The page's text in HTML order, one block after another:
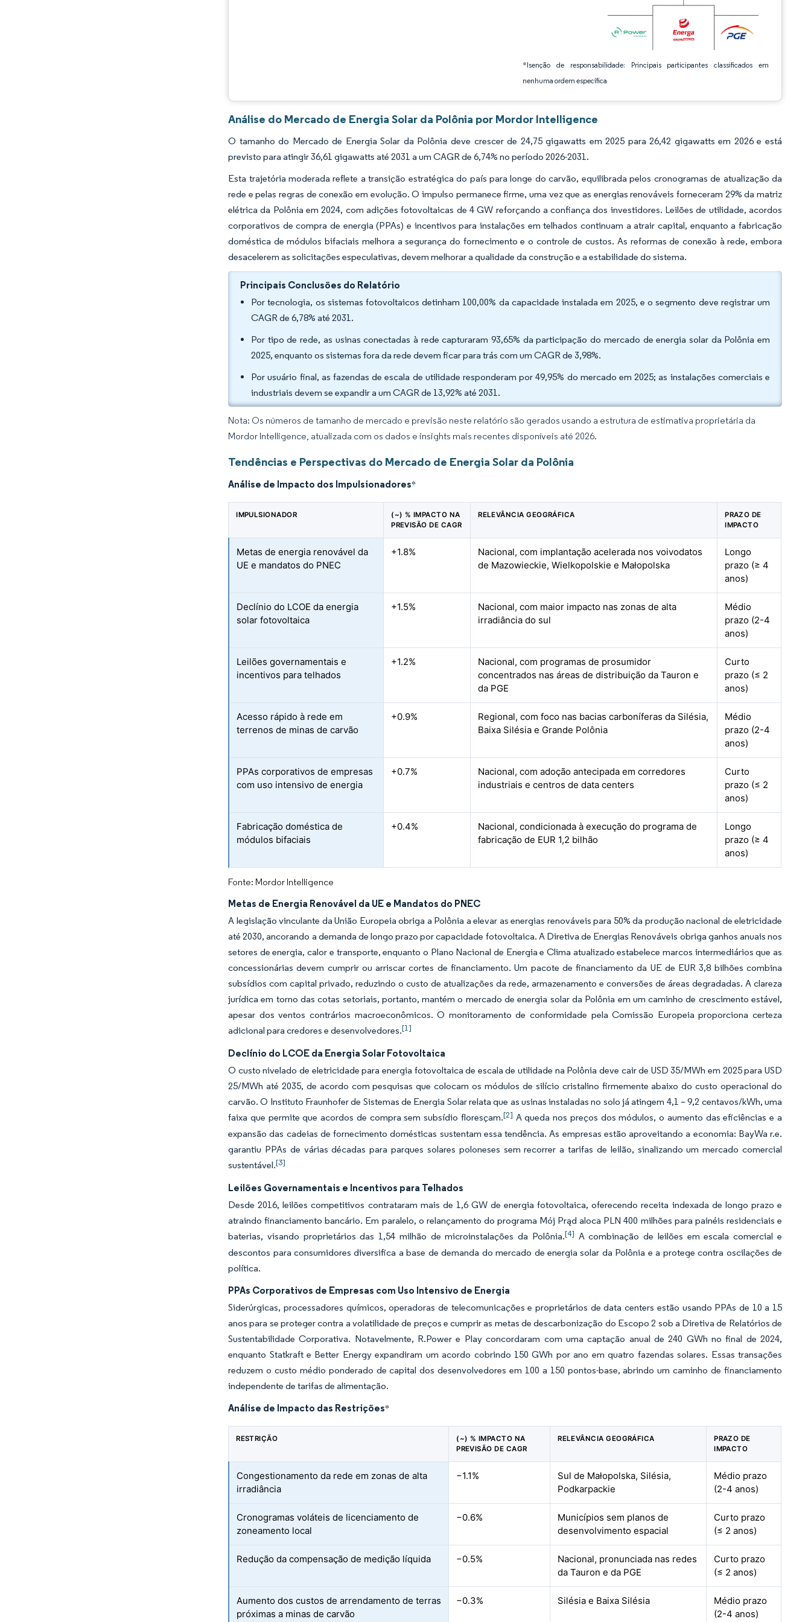
*Isenção de responsabilidade: Principais participantes classificados em
nenhuma ordem específica
Análise do Mercado de Energia Solar da Polônia por Mordor Intelligence
O tamanho do Mercado de Energia Solar da Polônia deve crescer de 24,75 gigawatts em 2025 para 26,42 gigawatts em 2026 e está
previsto para atingir 36,61 gigawatts até 2031 a um CAGR de 6,74% no período 2026-2031.
Esta trajetória moderada reflete a transição estratégica do país para longe do carvão, equilibrada pelos cronogramas de atualização da
rede e pelas regras de conexão em evolução. O impulso permanece firme, uma vez que as energias renováveis forneceram 29% da matriz
elétrica da Polônia em 2024, com adições fotovoltaicas de 4 GW reforçando a confiança dos investidores. Leilões de utilidade, acordos
corporativos de compra de energia (PPAs) e incentivos para instalações em telhados continuam a atrair capital, enquanto a fabricação
doméstica de módulos bifaciais melhora a segurança do fornecimento e o controle de custos. As reformas de conexão à rede, embora
desacelerem as solicitações especulativas, devem melhorar a qualidade da construção e a estabilidade do sistema.
Principais Conclusões do Relatório
Por tecnologia, os sistemas fotovoltaicos detinham 100,00% da capacidade instalada em 2025, e o segmento deve registrar um
CAGR de 6,78% até 2031.
Por tipo de rede, as usinas conectadas à rede capturaram 93,65% da participação do mercado de energia solar da Polônia em
2025, enquanto os sistemas fora da rede devem ficar para trás com um CAGR de 3,98%.
Por usuário final, as fazendas de escala de utilidade responderam por 49,95% do mercado em 2025; as instalações comerciais e
industriais devem se expandir a um CAGR de 13,92% até 2031.
Nota: Os números de tamanho de mercado e previsão neste relatório são gerados usando a estrutura de estimativa proprietária da
Mordor Intelligence, atualizada com os dados e insights mais recentes disponíveis até 2026.
Tendências e Perspectivas do Mercado de Energia Solar da Polônia
Análise de Impacto dos Impulsionadores*
IMPULSIONADOR
(~) % IMPACTO NA
PREVISÃO DE CAGR
RELEVÂNCIA GEOGRÁFICA
PRAZO DE
IMPACTO
Metas de energia renovável da
UE e mandatos do PNEC
+1.8%
Nacional, com implantação acelerada nos voivodatos
de Mazowieckie, Wielkopolskie e Małopolska
Longo
prazo (≥ 4
anos)
Declínio do LCOE da energia
solar fotovoltaica
+1.5%
Nacional, com maior impacto nas zonas de alta
irradiância do sul
Médio
prazo (2-4
anos)
Leilões governamentais e
incentivos para telhados
+1.2%
Nacional, com programas de prosumidor
concentrados nas áreas de distribuição da Tauron e
da PGE
Curto
prazo (≤ 2
anos)
Acesso rápido à rede em
terrenos de minas de carvão
+0.9%
Regional, com foco nas bacias carboníferas da Silésia,
Baixa Silésia e Grande Polônia
Médio
prazo (2-4
anos)
PPAs corporativos de empresas
com uso intensivo de energia
+0.7%
Nacional, com adoção antecipada em corredores
industriais e centros de data centers
Curto
prazo (≤ 2
anos)
Fabricação doméstica de
módulos bifaciais
+0.4%
Nacional, condicionada à execução do programa de
fabricação de EUR 1,2 bilhão
Longo
prazo (≥ 4
anos)
Fonte: Mordor Intelligence
Metas de Energia Renovável da UE e Mandatos do PNEC
A legislação vinculante da União Europeia obriga a Polônia a elevar as energias renováveis para 50% da produção nacional de eletricidade
até 2030, ancorando a demanda de longo prazo por capacidade fotovoltaica. A Diretiva de Energias Renováveis obriga ganhos anuais nos
setores de energia, calor e transporte, enquanto o Plano Nacional de Energia e Clima atualizado estabelece marcos intermediários que as
concessionárias devem cumprir ou arriscar cortes de financiamento. Um pacote de financiamento da UE de EUR 3,8 bilhões combina
subsídios com capital privado, reduzindo o custo de atualizações da rede, armazenamento e conversões de áreas degradadas. A clareza
jurídica em torno das cotas setoriais, portanto, mantém o mercado de energia solar da Polônia em um caminho de crescimento estável,
apesar dos ventos contrários macroeconômicos. O monitoramento de conformidade pela Comissão Europeia proporciona certeza
adicional para credores e desenvolvedores.[1]
Declínio do LCOE da Energia Solar Fotovoltaica
O custo nivelado de eletricidade para energia fotovoltaica de escala de utilidade na Polônia deve cair de USD 35/MWh em 2025 para USD
25/MWh até 2035, de acordo com pesquisas que colocam os módulos de silício cristalino firmemente abaixo do custo operacional do
carvão. O Instituto Fraunhofer de Sistemas de Energia Solar relata que as usinas instaladas no solo já atingem 4,1 – 9,2 centavos/kWh, uma
faixa que permite que acordos de compra sem subsídio floresçam.[2] A queda nos preços dos módulos, o aumento das eficiências e a
expansão das cadeias de fornecimento domésticas sustentam essa tendência. As empresas estão aproveitando a economia: BayWa r.e.
garantiu PPAs de várias décadas para parques solares poloneses sem recorrer a tarifas de leilão, sinalizando um mercado comercial
sustentável.[3]
Leilões Governamentais e Incentivos para Telhados
Desde 2016, leilões competitivos contrataram mais de 1,6 GW de energia fotovoltaica, oferecendo receita indexada de longo prazo e
atraindo financiamento bancário. Em paralelo, o relançamento do programa Mój Prąd aloca PLN 400 milhões para painéis residenciais e
baterias, visando proprietários das 1,54 milhão de microinstalações da Polônia.[4] A combinação de leilões em escala comercial e
descontos para consumidores diversifica a base de demanda do mercado de energia solar da Polônia e a protege contra oscilações de
política.
PPAs Corporativos de Empresas com Uso Intensivo de Energia
Siderúrgicas, processadores químicos, operadoras de telecomunicações e proprietários de data centers estão usando PPAs de 10 a 15
anos para se proteger contra a volatilidade de preços e cumprir as metas de descarbonização do Escopo 2 sob a Diretiva de Relatórios de
Sustentabilidade Corporativa. Notavelmente, R.Power e Play concordaram com uma captação anual de 240 GWh no final de 2024,
enquanto Statkraft e Better Energy expandiram um acordo cobrindo 150 GWh por ano em quatro fazendas solares. Essas transações
reduzem o custo médio ponderado de capital dos desenvolvedores em 100 a 150 pontos-base, abrindo um caminho de financiamento
independente de tarifas de alimentação.
Análise de Impacto das Restrições*
RESTRIÇÃO
(~) % IMPACTO NA
PREVISÃO DE CAGR
RELEVÂNCIA GEOGRÁFICA
PRAZO DE
IMPACTO
Congestionamento da rede em zonas de alta
irradiância
−1.1%
Sul de Małopolska, Silésia,
Podkarpackie
Médio prazo
(2-4 anos)
Cronogramas voláteis de licenciamento de
zoneamento local
−0.6%
Municípios sem planos de
desenvolvimento espacial
Curto prazo
(≤ 2 anos)
Redução da compensação de medição líquida −0.5%
Nacional, pronunciada nas redes
da Tauron e da PGE
Curto prazo
(≤ 2 anos)
Aumento dos custos de arrendamento de terras
próximas a minas de carvão
−0.3% Silésia e Baixa Silésia
Médio prazo
(2-4 anos)